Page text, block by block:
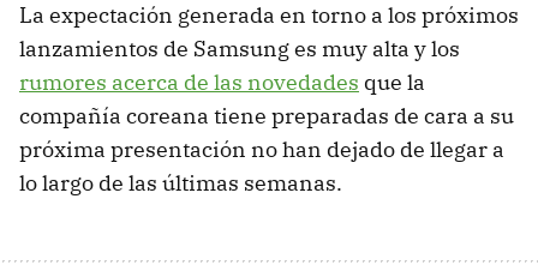
La expectación generada en torno a los próximos
lanzamientos de Samsung es muy alta y los
rumores acerca de las novedades que la
compañía coreana tiene preparadas de cara a su
próxima presentación no han dejado de llegar a
lo largo de las últimas semanas.